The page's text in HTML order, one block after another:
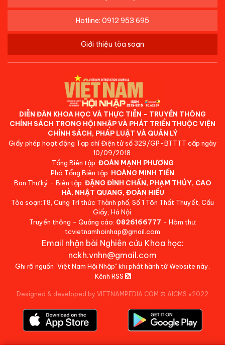
Hotline: 0912 953 695
Giới thiệu tòa soạn
DIỄN ĐÀN KHOA HỌC VÀ THỰC TIỄN - TRUYỀN THÔNG
CHÍNH SÁCH TRONG HỘI NHẬP VÀ PHÁT TRIỂN THUỘC VIỆN
CHÍNH SÁCH, PHÁP LUẬT VÀ QUẢN LÝ
Giấy phép hoạt động Tạp chí Điện tử số 329/GP-BTTTT cấp ngày
10/09/2018.
Tổng Biên tập: ĐOÀN MẠNH PHƯƠNG
Phó Tổng Biên tập: HOÀNG MINH TIẾN
Ban Thư ký - Biên tập: ĐẶNG ĐÌNH CHẤN, PHẠM THỦY, CAO
HÀ, NHẬT QUANG, ĐOÀN HIẾU
Tòa soạn:T8, Cung Trí thức Thành phố, Số 1 Tôn Thất Thuyết, Cầu
Giấy, Hà Nội.
Truyền thông - Quảng cáo: 0826166777 - Hòm thư:
tcvietnamhoinhap@gmail.com
Email nhận bài Nghiên cứu Khoa học:
nckh.vnhn@gmail.com
Ghi rõ nguồn "Việt Nam Hội Nhập" khi phát hành từ Website này.
Kênh RSS
Designed & developed by VIETNAMPEDIA.COM © AICMS v2022